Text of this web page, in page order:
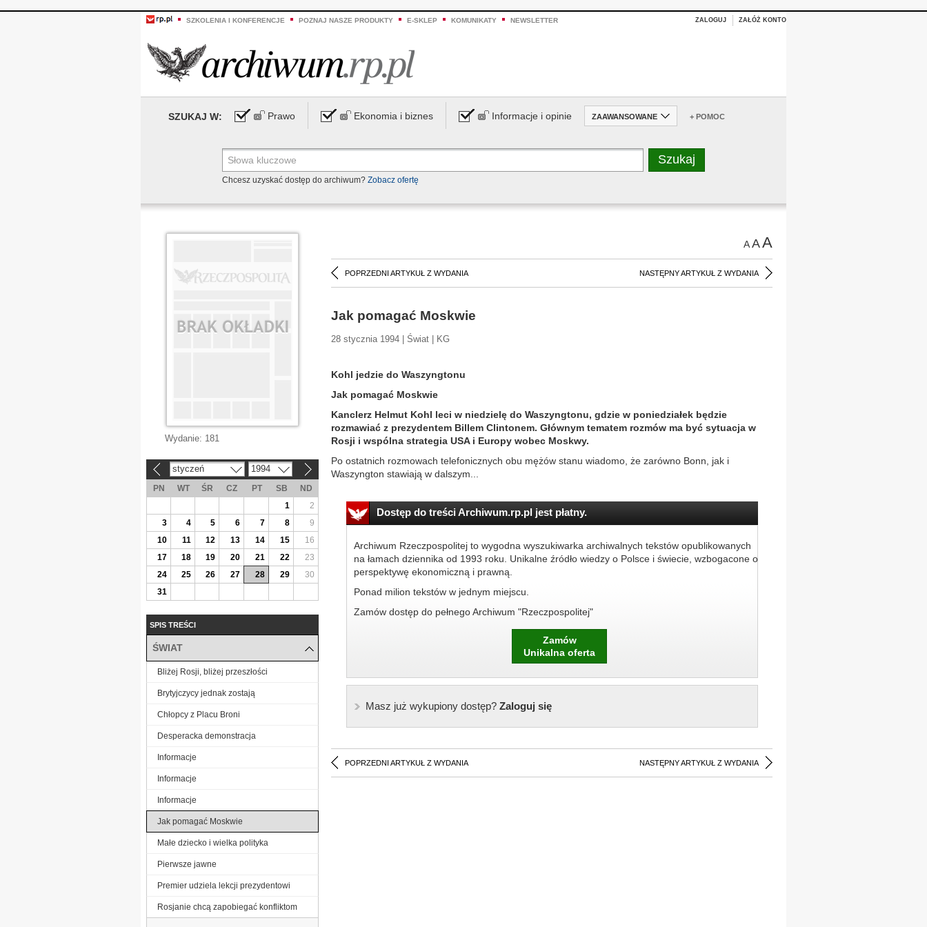
SZKOLENIA I KONFERENCJE POZNAJ NASZE PRODUKTY E-SKLEP KOMUNIKATY NEWSLETTER ZALOGUJ ZAŁÓŻ KONTO
SZUKAJ W: Prawo Ekonomia i biznes Informacje i opinie ZAAWANSOWANE + POMOC
Chcesz uzyskać dostęp do archiwum? Zobacz ofertę
AAA
POPRZEDNI ARTYKUŁ Z WYDANIA NASTĘPNY ARTYKUŁ Z WYDANIA
Jak pomagać Moskwie
28 stycznia 1994 | Świat | KG
Kohl jedzie do Waszyngtonu
Jak pomagać Moskwie
Kanclerz Helmut Kohl leci w niedzielę do Waszyngtonu, gdzie w poniedziałek będzie
rozmawiać z prezydentem Billem Clintonem. Głównym tematem rozmów ma być sytuacja w
Rosji i wspólna strategia USA i Europy wobec Moskwy.
Po ostatnich rozmowach telefonicznych obu mężów stanu wiadomo, że zarówno Bonn, jak i
Waszyngton stawiają w dalszym...
Dostęp do treści Archiwum.rp.pl jest płatny.
Archiwum Rzeczpospolitej to wygodna wyszukiwarka archiwalnych tekstów opublikowanych
na łamach dziennika od 1993 roku. Unikalne źródło wiedzy o Polsce i świecie, wzbogacone o
perspektywę ekonomiczną i prawną.
Ponad milion tekstów w jednym miejscu.
Zamów dostęp do pełnego Archiwum "Rzeczpospolitej"
Zamów
Unikalna oferta
Masz już wykupiony dostęp?Zaloguj się
POPRZEDNI ARTYKUŁ Z WYDANIA NASTĘPNY ARTYKUŁ Z WYDANIA
Wydanie: 181
styczeń 1994
PN WT ŚR CZ PT SB
ND
1
2
3
4 5 6 7 8
9
10
11 12 13 14 15
16
17
18 19 20 21 22
23
24
25 26 27 28 29
30
31
SPIS TREŚCI
ŚWIAT
Bliżej Rosji, bliżej przeszłości
Brytyjczycy jednak zostają
Chłopcy z Placu Broni
Desperacka demonstracja
Informacje
Informacje
Informacje
Jak pomagać Moskwie
Małe dziecko i wielka polityka
Pierwsze jawne
Premier udziela lekcji prezydentowi
Rosjanie chcą zapobiegać konfliktom